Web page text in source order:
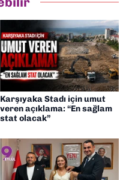
yapıyorum
Karşıyaka Stadı için umut
veren açıklama: “En sağlam
stat olacak”